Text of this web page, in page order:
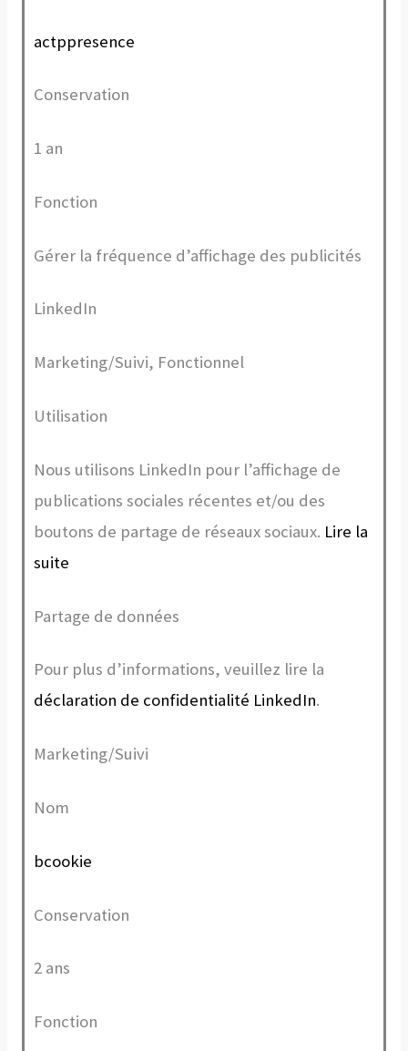
actppresence
Conservation
1 an
Fonction
Gérer la fréquence d’affichage des publicités
LinkedIn
Marketing/Suivi, Fonctionnel
Utilisation
Nous utilisons LinkedIn pour l’affichage de
publications sociales récentes et/ou des
boutons de partage de réseaux sociaux. Lire la
suite
Partage de données
Pour plus d’informations, veuillez lire la
déclaration de confidentialité LinkedIn.
Marketing/Suivi
Nom
bcookie
Conservation
2 ans
Fonction